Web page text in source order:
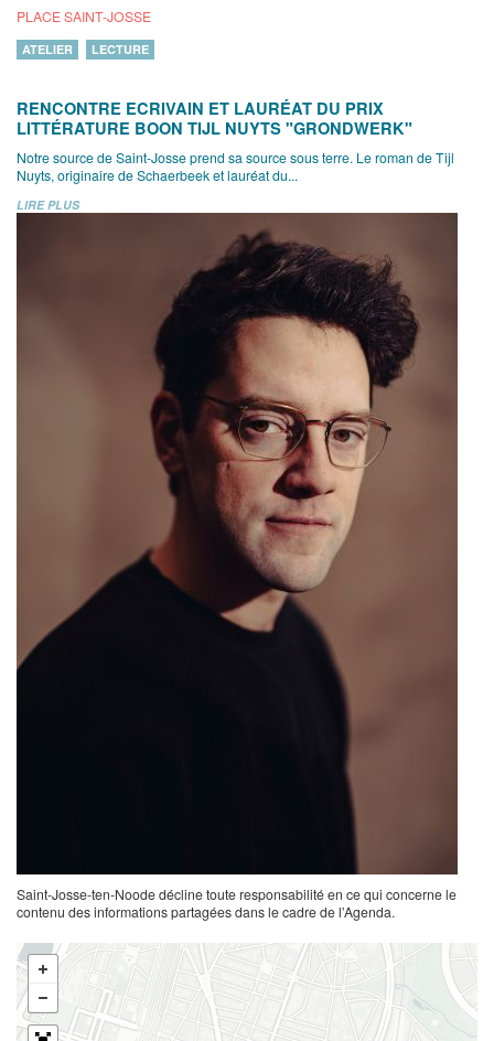
PLACE SAINT-JOSSE
ATELIER LECTURE
RENCONTRE ECRIVAIN ET LAURÉAT DU PRIX
LITTÉRATURE BOON TIJL NUYTS "GRONDWERK"
Notre source de Saint-Josse prend sa source sous terre. Le roman de Tijl
Nuyts, originaire de Schaerbeek et lauréat du...
LIRE PLUS
Saint-Josse-ten-Noode décline toute responsabilité en ce qui concerne le
contenu des informations partagées dans le cadre de l’Agenda.